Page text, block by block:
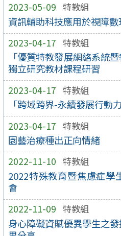
2023-05-09 特教組
資訊輔助科技應用於視障
2023-04-17 特教組
「優質特教發展網絡系統
獨立研究教材課程研習
2023-04-17 特教組
「跨域跨界-永續發展行動
2023-04-17 特教組
園藝治療種出正向情緒
2022-11-10 特教組
2022特殊教育暨焦慮症學
會
2022-11-09 特教組
身心障礙資賦優異學生之